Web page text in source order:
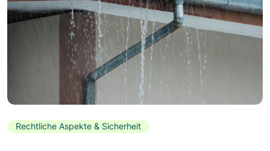
Rechtliche Aspekte & Sicherheit